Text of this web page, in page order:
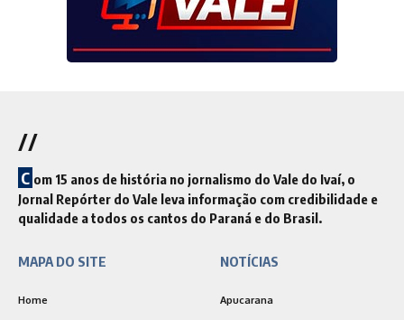
//
C om 15 anos de história no jornalismo do Vale do Ivaí, o
Jornal Repórter do Vale leva informação com credibilidade e
qualidade a todos os cantos do Paraná e do Brasil.
MAPA DO SITE
Home
NOTÍCIAS
Apucarana